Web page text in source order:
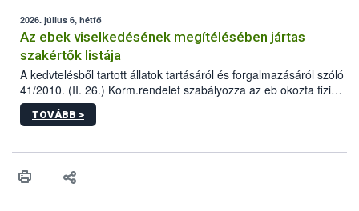
2026. július 6, hétfő
Az ebek viselkedésének megítélésében jártas
szakértők listája
A kedvtelésből tartott állatok tartásáról és forgalmazásáról szóló
41/2010. (II. 26.) Korm.rendelet szabályozza az eb okozta fizikai
sérülés, illetve ennek veszélye keletkezésekor felmerülő
hatósági feladatokat, valamint a veszélyes eb tartását és annak
vonni az ebek viselkedésének megítélésében jártas szakértőt.
TOVÁBB >